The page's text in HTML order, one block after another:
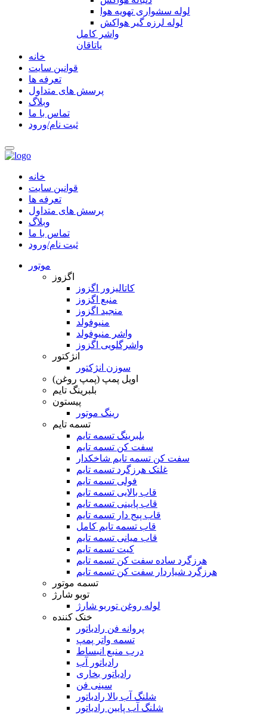
لوله سشواری تهویه هوا
لوله لرزه گیر هواکش
واشر کامل
یاتاقان
خانه
قوانین سایت
تعرفه ها
پرسش های متداول
وبلاگ
تماس با ما
ثبت نام/ورود
خانه
قوانین سایت
تعرفه ها
پرسش های متداول
وبلاگ
تماس با ما
ثبت نام/ورود
موتور
اگزوز
کاتالیزور اگزوز
منبع اگزوز
منجید اگزوز
منیوفولد
واشر منیوفولد
واشرگلویی اگزوز
انژکتور
سوزن انژکتور
اویل پمپ (پمپ روغن)
بلبرینگ تایم
پیستون
رینگ موتور
تسمه تایم
بلبرینگ تسمه تایم
سفت کن تسمه تایم
سفت کن تسمه تایم شاخکدار
غلتک هرزگرد تسمه تایم
فولی تسمه تایم
قاب بالایی تسمه تایم
قاب پایینی تسمه تایم
قاب پیج دار تسمه تایم
قاب تسمه تایم کامل
قاب میانی تسمه تایم
کیت تسمه تایم
هرزگرد ساده سفت کن تسمه تایم
هرزگرد شیاردار سفت کن تسمه تایم
تسمه موتور
توبو شارژ
لوله روغن توربو شارژ
خنک کننده
پروانه فن رادیاتور
تسمه واتر پمپ
درب منبع انبساط
رادیاتور آب
رادیاتور بخاری
سینی فن
شلنگ آب بالا رادیاتور
شلنگ آب پایین رادیاتور